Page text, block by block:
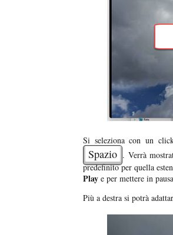
Si seleziona con un
Spazio . Verrà
predefinito per quella
Play e per mettere in
Più a destra si potrà